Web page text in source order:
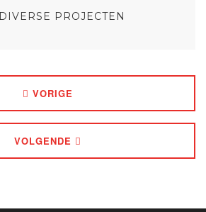
DIVERSE PROJECTEN
VORIGE
VOLGENDE